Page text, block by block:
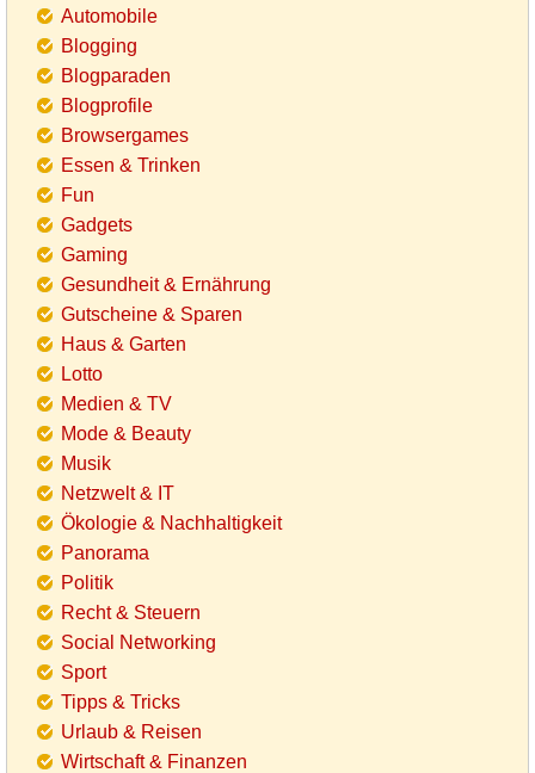
Automobile
Blogging
Blogparaden
Blogprofile
Browsergames
Essen & Trinken
Fun
Gadgets
Gaming
Gesundheit & Ernährung
Gutscheine & Sparen
Haus & Garten
Lotto
Medien & TV
Mode & Beauty
Musik
Netzwelt & IT
Ökologie & Nachhaltigkeit
Panorama
Politik
Recht & Steuern
Social Networking
Sport
Tipps & Tricks
Urlaub & Reisen
Wirtschaft & Finanzen